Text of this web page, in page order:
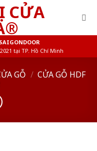
tại TP. Hồ Chí Minh
GỖ / CỬA GỖ HDF